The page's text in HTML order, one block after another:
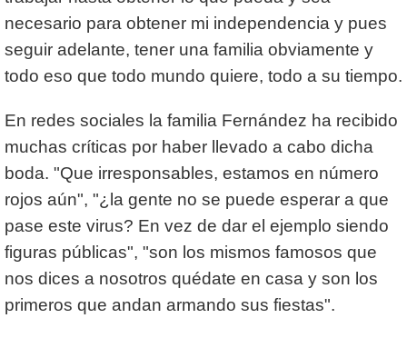
necesario para obtener mi independencia y pues
seguir adelante, tener una familia obviamente y
todo eso que todo mundo quiere, todo a su tiempo.
En redes sociales la familia Fernández ha recibido
muchas críticas por haber llevado a cabo dicha
boda. "Que irresponsables, estamos en número
rojos aún", "¿la gente no se puede esperar a que
pase este virus? En vez de dar el ejemplo siendo
figuras públicas", "son los mismos famosos que
nos dices a nosotros quédate en casa y son los
primeros que andan armando sus fiestas".